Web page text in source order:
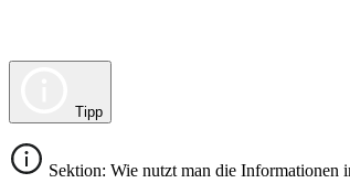
Tipp
Sektion: Wie nutzt man die Informationen